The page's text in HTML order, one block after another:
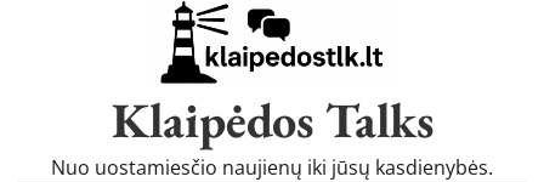
Klaipėdos Talks
Nuo uostamiesčio naujienų iki jūsų kasdienybės.